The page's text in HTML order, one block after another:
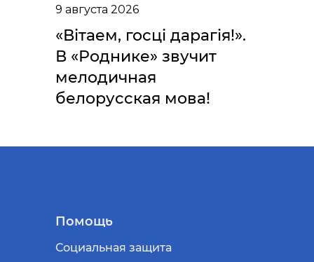
9 августа 2026
«Вітаем, госці дарагія!».
В «Роднике» звучит
мелодичная
белорусская мова!
Помощь
Социальная защита